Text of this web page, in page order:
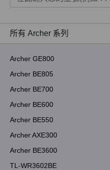
商用產品
ISP用產品
所有 Archer 系列
Archer GE800
Archer BE805
Archer BE700
Archer BE600
Archer BE550
Archer AXE300
Archer BE3600
TL-WR3602BE